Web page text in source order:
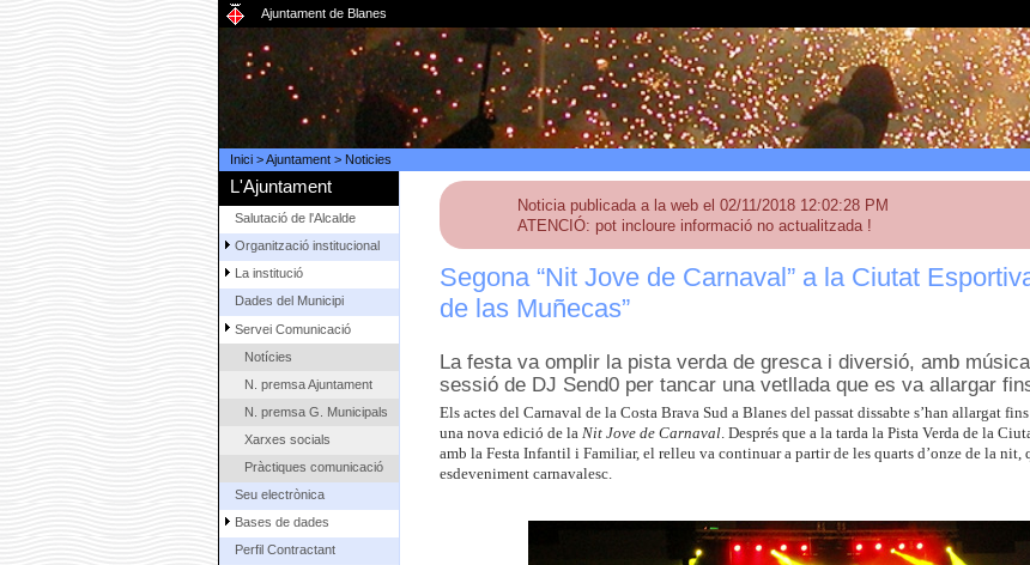
Ajuntament de Blanes
Inici>Ajuntament> Noticies
L'Ajuntament
Salutació de l'Alcalde
Organització institucional
La institució
Dades del Municipi
Servei Comunicació
Notícies
N. premsa Ajuntament
N. premsa G. Municipals
Xarxes socials
Pràctiques comunicació
Seu electrònica
Bases de dades
Perfil Contractant
Noticia publicada a la web el 02/11/2018 12:02:28 PM
ATENCIÓ: pot incloure informació no actualitzada !
Segona “Nit Jove de Carnaval” a la Ciutat
de las Muñecas”
La festa va omplir la pista verda de gresca i diversió, amb
sessió de DJ Send0 per tancar una vetllada que es va allargar
Els actes del Carnaval de la Costa Brava Sud a Blanes del passat dissabte s’han allargat
una nova edició de la Nit Jove de Carnaval. Després que a la tarda la Pista Verda de la
amb la Festa Infantil i Familiar, el relleu va continuar a partir de les quarts d’onze de la nit,
esdeveniment carnavalesc.